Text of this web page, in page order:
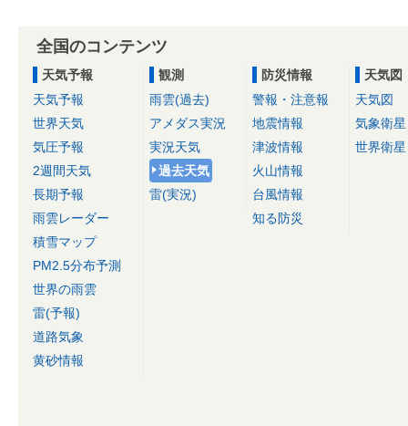
全国のコンテンツ
天気予報
天気予報
世界天気
気圧予報
2週間天気
長期予報
雨雲レーダー
積雪マップ
PM2.5分布予測
世界の雨雲
雷(予報)
道路気象
黄砂情報
観測
雨雲(過去)
アメダス実況
実況天気
過去天気
雷(実況)
防災情報
警報・注意報
地震情報
津波情報
火山情報
台風情報
知る防災
天気図
天気図
気象衛星
世界衛星